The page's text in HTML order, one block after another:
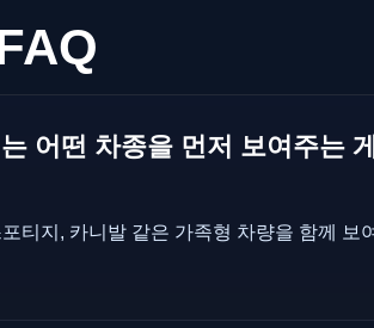
어떤 차종을 먼저 보여주는
티지, 카니발 같은 가족형 차량을 함께 보